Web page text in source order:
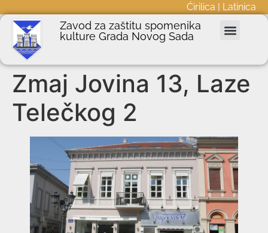
Ćirilica | Latinica
Zavod za zaštitu spomenika
kulture Grada Novog Sada
Zmaj Jovina 13, Laze
Telečkog 2